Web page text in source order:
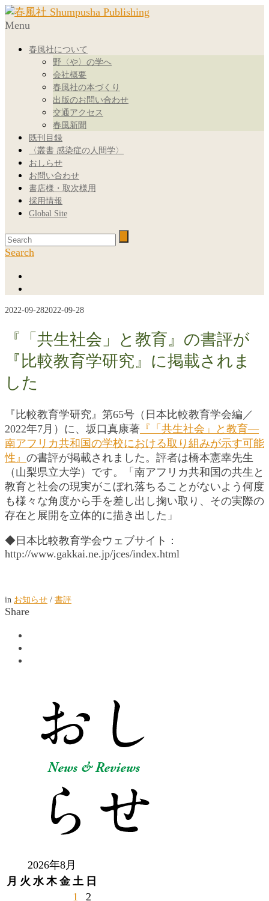
Menu
春風社について
野〈や〉の学へ
会社概要
春風社の本づくり
出版のお問い合わせ
交通アクセス
春風新聞
既刊目録
〈叢書 感染症の人間学〉
おしらせ
お問い合わせ
書店様・取次様用
採用情報
Global Site
Search
2022-09-282022-09-28
『「共生社会」と教育』の書評が
『比較教育学研究』に掲載されま
した
『比較教育学研究』第65号（日本比較教育学会編／
2022年7月）に、坂口真康著 『「共生社会」と教育―
南アフリカ共和国の学校における取り組みが示す可能
性』 の書評が掲載されました。評者は橋本憲幸先生
（山梨県立大学）です。「南アフリカ共和国の共生と
教育と社会の現実がこぼれ落ちることがないよう何度
も様々な角度から手を差し出し掬い取り、その実際の
存在と展開を立体的に描き出した」
◆日本比較教育学会ウェブサイト：
http://www.gakkai.ne.jp/jces/index.html
in お知らせ / 書評
Share
2026年8月
月 火 水 木 金 土 日
1
2